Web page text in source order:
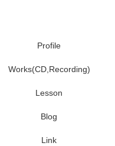
Profile
Works(CD,Recording)
Lesson
Blog
Link